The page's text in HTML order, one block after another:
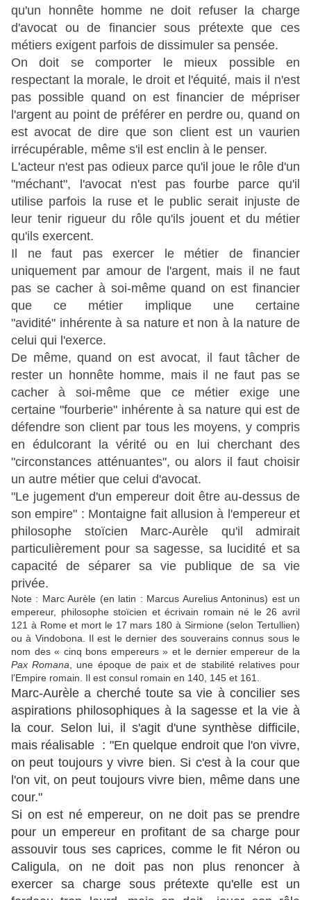
qu'un honnête homme ne doit refuser la charge
d'avocat ou de financier sous prétexte que ces
métiers exigent parfois de dissimuler sa pensée.
On doit se comporter le mieux possible en
respectant la morale, le droit et l'équité, mais il n'est
pas possible quand on est financier de mépriser
l'argent au point de préférer en perdre ou, quand on
est avocat de dire que son client est un vaurien
irrécupérable, même s'il est enclin à le penser.
L'acteur n'est pas odieux parce qu'il joue le rôle d'un
"méchant", l'avocat n'est pas fourbe parce qu'il
utilise parfois la ruse et le public serait injuste de
leur tenir rigueur du rôle qu'ils jouent et du métier
qu'ils exercent.
Il ne faut pas exercer le métier de financier
uniquement par amour de l'argent, mais il ne faut
pas se cacher à soi-même quand on est financier
que ce métier implique une certaine
"avidité" inhérente à sa nature et non à la nature de
celui qui l'exerce.
De même, quand on est avocat, il faut tâcher de
rester un honnête homme, mais il ne faut pas se
cacher à soi-même que ce métier exige une
certaine "fourberie" inhérente à sa nature qui est de
défendre son client par tous les moyens, y compris
en édulcorant la vérité ou en lui cherchant des
"circonstances atténuantes", ou alors il faut choisir
un autre métier que celui d'avocat.
"Le jugement d'un empereur doit être au-dessus de
son empire" : Montaigne fait allusion à l'empereur et
philosophe stoïcien Marc-Aurèle qu'il admirait
particulièrement pour sa sagesse, sa lucidité et sa
capacité de séparer sa vie publique de sa vie
privée.
Note : Marc Aurèle (en latin : Marcus Aurelius Antoninus) est un
empereur, philosophe stoïcien et écrivain romain né le 26 avril
121 à Rome et mort le 17 mars 180 à Sirmione (selon Tertullien)
ou à Vindobona. Il est le dernier des souverains connus sous le
nom des « cinq bons empereurs » et le dernier empereur de la
Pax Romana , une époque de paix et de stabilité relatives pour
l'Empire romain. Il est consul romain en 140, 145 et 161.
Marc-Aurèle a cherché toute sa vie à concilier ses
aspirations philosophiques à la sagesse et la vie à
la cour. Selon lui, il s'agit d'une synthèse difficile,
mais réalisable : "En quelque endroit que l'on vivre,
on peut toujours y vivre bien. Si c'est à la cour que
l'on vit, on peut toujours vivre bien, même dans une
cour."
Si on est né empereur, on ne doit pas se prendre
pour un empereur en profitant de sa charge pour
assouvir tous ses caprices, comme le fit Néron ou
Caligula, on ne doit pas non plus renoncer à
exercer sa charge sous prétexte qu'elle est un